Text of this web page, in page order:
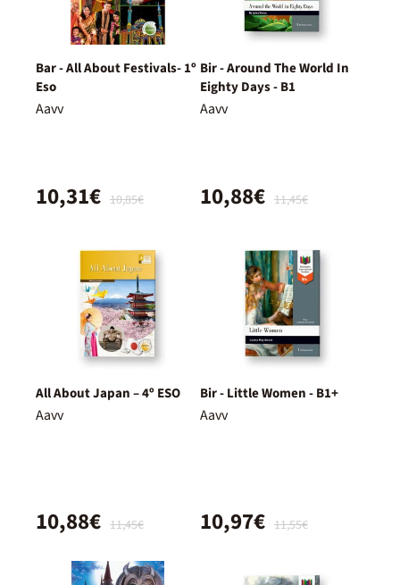
Bar - All About Festivals- 1º
Eso
Aavv
10,85€
10,31€
Bir - Around The World In
Eighty Days - B1
Aavv
11,45€
10,88€
All About Japan – 4º ESO
Aavv
11,45€
10,88€
Bir - Little Women - B1+
Aavv
11,55€
10,97€